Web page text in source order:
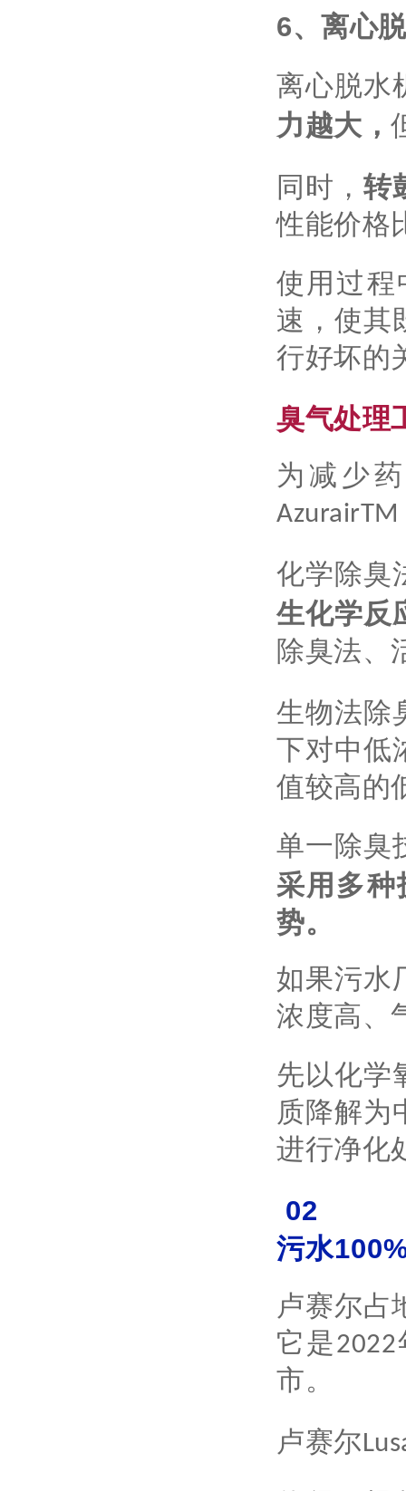
6、离心
离心脱水
力越大，
同时， 转
性能价格
使用过程
速，使其
行好坏的
臭气处理
为减少
化学除臭
生化学反
除臭法、
生物法除
下对中
值较高的
单一除臭
采用多种
势。
如果污水
浓度高、
先以化学
质降解为
进行净化
02
污水
卢赛尔占
它是
市。
卢赛尔